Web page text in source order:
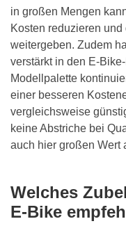
in großen Mengen
Kosten reduzieren
weitergeben. Zudem
verstärkt in den E-
Modellpalette
einer besseren
vergleichsweise
keine Abstriche bei
auch hier großen Wert
Welches
E-Bike